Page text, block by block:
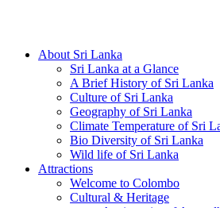
About Sri Lanka
Sri Lanka at a Glance
A Brief History of Sri Lanka
Culture of Sri Lanka
Geography of Sri Lanka
Climate Temperature of Sri
Bio Diversity of Sri Lanka
Wild life of Sri Lanka
Attractions
Welcome to Colombo
Cultural & Heritage